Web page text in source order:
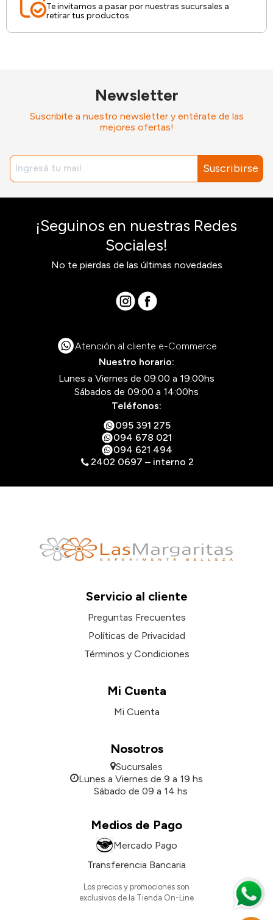
Te invitamos a pasar por nuestras sucursales a
retirar tus productos
Newsletter
Suscribite a nuestro newsletter y entérate de las
mejores ofertas!
Suscribirse
¡Seguinos en nuestras Redes
Sociales!
No te pierdas de las últimas novedades
Atención al cliente e-Commerce
Nuestro horario:
Lunes a Viernes de 09:00 a 19:00hs
Sábados de 09:00 a 14:00hs
Teléfonos:
095 391 275
094 678 021
094 621 494
2402 0697 – interno 2
Servicio al cliente
Preguntas Frecuentes
Políticas de Privacidad
Términos y Condiciones
Mi Cuenta
Mi Cuenta
Nosotros
Sucursales
Lunes a Viernes de 9 a 19 hs
Sábado de 09 a 14 hs
Medios de Pago
Mercado Pago
Transferencia Bancaria
Los precios y promociones son
exclusivos de la Tienda On-Line